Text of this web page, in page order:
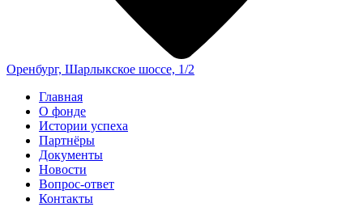
Оренбург, Шарлыкское шоссе, 1/2
Главная
О фонде
Истории успеха
Партнёры
Документы
Новости
Вопрос-ответ
Контакты